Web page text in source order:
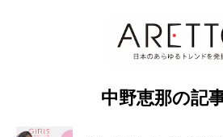
中野恵那の記